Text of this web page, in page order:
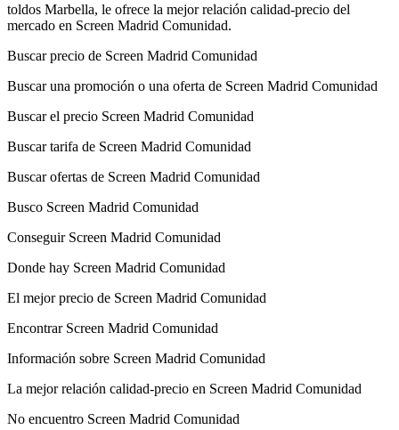
toldos Marbella, le ofrece la mejor relación calidad-precio del
mercado en Screen Madrid Comunidad.
Buscar precio de Screen Madrid Comunidad
Buscar una promoción o una oferta de Screen Madrid Comunidad
Buscar el precio Screen Madrid Comunidad
Buscar tarifa de Screen Madrid Comunidad
Buscar ofertas de Screen Madrid Comunidad
Busco Screen Madrid Comunidad
Conseguir Screen Madrid Comunidad
Donde hay Screen Madrid Comunidad
El mejor precio de Screen Madrid Comunidad
Encontrar Screen Madrid Comunidad
Información sobre Screen Madrid Comunidad
La mejor relación calidad-precio en Screen Madrid Comunidad
No encuentro Screen Madrid Comunidad